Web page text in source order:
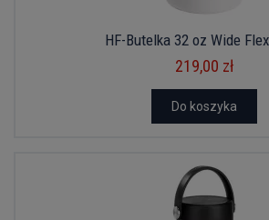
HF-Butelka 32 oz Wide
219,00 zł
Do koszyka